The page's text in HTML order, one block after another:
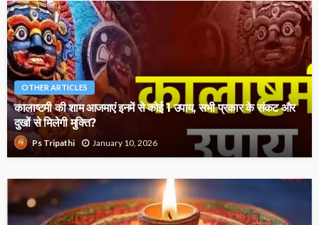
OTHER ARTICLES
कालाष्टमी की शाम आजमाएं इनमें से कोई 1 उपाय, सभी प्रकार के संकट और
दुखों से मिलेगी मुक्ति?
Ps Tripathi January 10, 2026